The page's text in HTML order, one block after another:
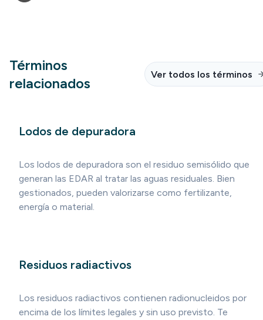
Términos
relacionados
Ver todos los términos
Lodos de depuradora
Los lodos de depuradora son el residuo semisólido que
generan las EDAR al tratar las aguas residuales. Bien
gestionados, pueden valorizarse como fertilizante,
energía o material.
Residuos radiactivos
Los residuos radiactivos contienen radionucleidos por
encima de los límites legales y sin uso previsto. Te